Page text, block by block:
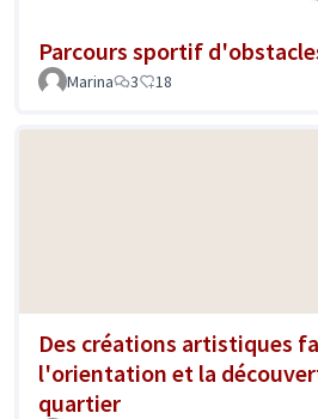
Parcours sportif
Marina
3 18
Des créations artistiques
l'orientation et la
quartier